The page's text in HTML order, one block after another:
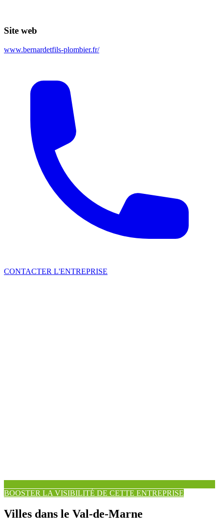
Site web
www.bernardetfils-plombier.fr/
CONTACTER L'ENTREPRISE
BOOSTER LA VISIBILITÉ DE CETTE ENTREPRISE
Villes dans le Val-de-Marne